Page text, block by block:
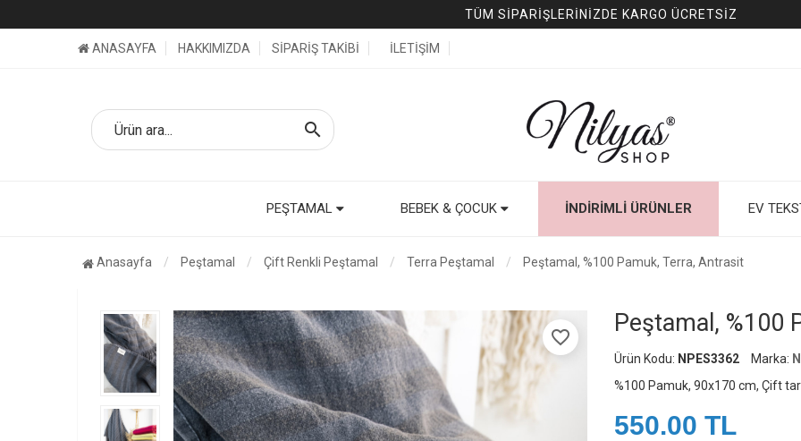
TÜM SİPARİŞLERİNİZDE KARGO ÜCRETSİZ
ANASAYFA HAKKIMIZDA SİPARİŞ TAKİBİ İLETİŞİM
search
PEŞTAMAL BEBEK & ÇOCUK İNDIRIMLI ÜRÜNLER EV
Anasayfa Peştamal Çift Renkli Peştamal Terra Peştamal Peştamal, %100 Pamuk, Terra, Antrasit
favorite_border Peştamal, %100
Ürün Kodu: NPES3362 Marka:
%100 Pamuk, 90x170 cm, Çift
550.00 TL